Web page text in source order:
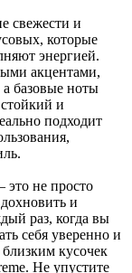
свежести и
которые
энергией.
акцентами,
базовые ноты
и
подходит
не просто
и
раз, когда вы
себя уверенно и
кусочек
Не упустите